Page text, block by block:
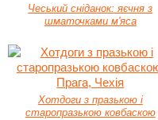
Чеський сніданок: яєчня з
шматочками м'яса
Хотдоги з празькою і
старопразькою ковбаскою